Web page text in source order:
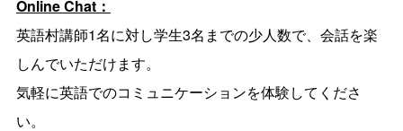
Online Chat：
英語村講師1名に対し学生3名までの少人数で、会話を楽
しんでいただけます。
気軽に英語でのコミュニケーションを体験してくださ
い。